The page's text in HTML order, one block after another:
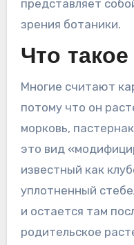
представляет
зрения ботаники.
Что
Многие считают
потому что он
морковь,
это вид
известный как
уплотненный
и остается там
родительское